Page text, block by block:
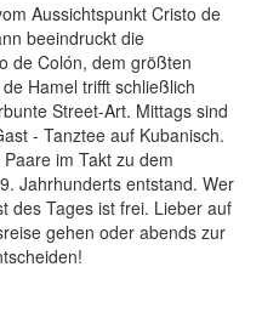
Aussichtspunkt Cristo de
beeindruckt die
de Colón, dem größten
Hamel trifft schließlich
Street-Art. Mittags sind
- Tanztee auf Kubanisch.
im Takt zu dem
Jahrhunderts entstand. Wer
des Tages ist frei. Lieber auf
gehen oder abends zur